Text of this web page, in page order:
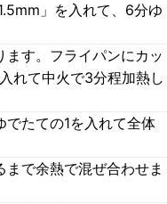
」を入れて、6分ゆ
ます。フライパンにカッ
れて中火で3分程加熱し
たての1を入れて全体
で余熱で混ぜ合わせま